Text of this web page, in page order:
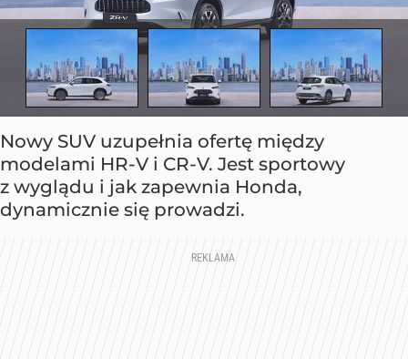
Nowy SUV uzupełnia ofertę między
modelami HR-V i CR-V. Jest sportowy
z wyglądu i jak zapewnia Honda,
dynamicznie się prowadzi.